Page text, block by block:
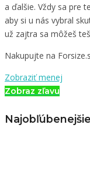
a ďalšie. Vždy sa pre
aby si u nás vybral
už zajtra sa môžeš
Nakupujte na
Zobraziť menej
Zobraz zľavu